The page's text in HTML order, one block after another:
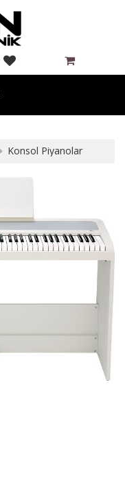
Konsol Piyanolar